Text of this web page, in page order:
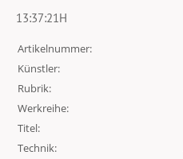
13:37:21H
Artikelnummer:
Künstler:
Rubrik:
Werkreihe:
Titel:
Technik: